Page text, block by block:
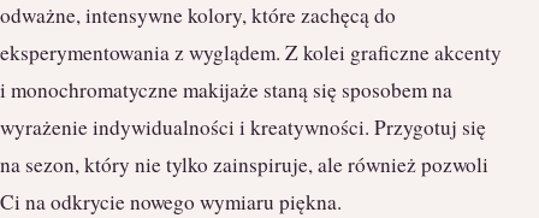
odważne, intensywne kolory, które zachęcą do
eksperymentowania z wyglądem. Z kolei graficzne akcenty
i monochromatyczne makijaże staną się sposobem na
wyrażenie indywidualności i kreatywności. Przygotuj się
na sezon, który nie tylko zainspiruje, ale również pozwoli
Ci na odkrycie nowego wymiaru piękna.